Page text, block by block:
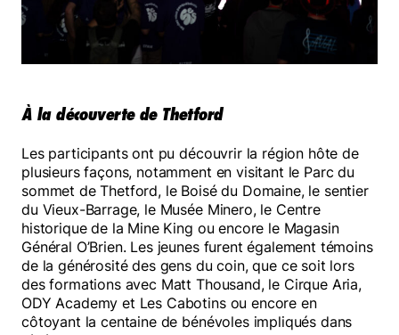
À la découverte de Thetford
Les participants ont pu découvrir la région hôte de
plusieurs façons, notamment en visitant le Parc du
sommet de Thetford, le Boisé du Domaine, le sentier
du Vieux-Barrage, le Musée Minero, le Centre
historique de la Mine King ou encore le Magasin
Général O’Brien. Les jeunes furent également témoins
de la générosité des gens du coin, que ce soit lors
des formations avec Matt Thousand, le Cirque Aria,
ODY Academy et Les Cabotins ou encore en
côtoyant la centaine de bénévoles impliqués dans